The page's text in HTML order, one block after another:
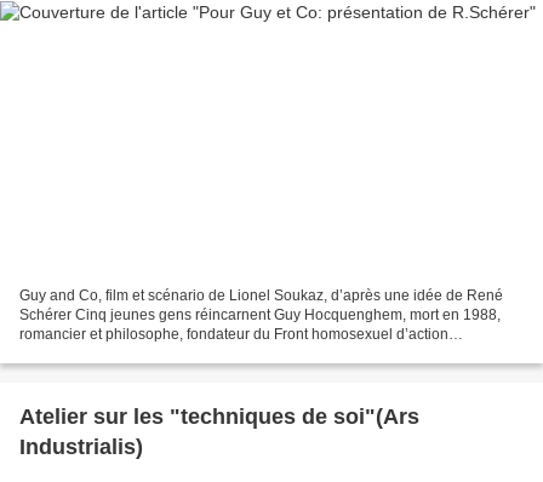
Guy and Co, film et scénario de Lionel Soukaz, d’après une idée de René
Schérer Cinq jeunes gens réincarnent Guy Hocquenghem, mort en 1988,
romancier et philosophe, fondateur du Front homosexuel d’action
Atelier sur les "techniques de soi"(Ars
Industrialis)